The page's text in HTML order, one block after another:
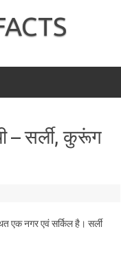
– सर्ली, कुरूंग
एक नगर एवं सर्किल है। सर्ली